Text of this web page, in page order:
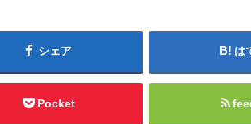
シェア は
Pocket